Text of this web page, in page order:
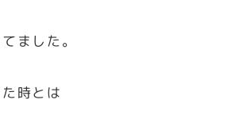
ました。
時とは